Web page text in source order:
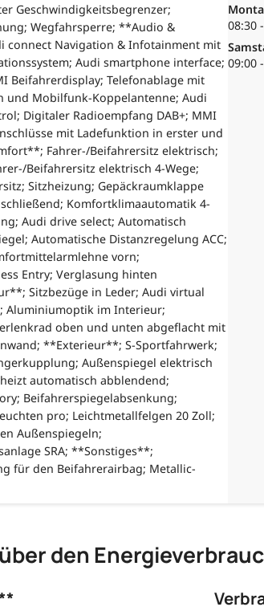
Geschwindigkeitsbegrenzer;
Wegfahrsperre; **Audio &
connect Navigation & Infotainment mit
Audi smartphone interface;
Beifahrerdisplay; Telefonablage mit
und Mobilfunk-Koppelantenne; Audi
Digitaler Radioempfang DAB+; MMI
mit Ladefunktion in erster und
Fahrer-/Beifahrersitz elektrisch;
Beifahrersitz elektrisch 4-Wege;
Sitzheizung; Gepäckraumklappe
Komfortklimaautomatik 4-
Audi drive select; Automatisch
Automatische Distanzregelung ACC;
vorn;
Entry; Verglasung hinten
Sitzbezüge in Leder; Audi virtual
Aluminiumoptik im Interieur;
oben und unten abgeflacht mit
**Exterieur**; S-Sportfahrwerk;
Außenspiegel elektrisch
automatisch abblendend;
Beifahrerspiegelabsenkung;
pro; Leichtmetallfelgen 20 Zoll;
Außenspiegeln;
SRA; **Sonstiges**;
für den Beifahrerairbag; Metallic-
08:30
09:00
den